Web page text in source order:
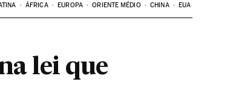
ÁFRICA EUROPA ORIENTE MÉDIO CHINA EUA
lei que